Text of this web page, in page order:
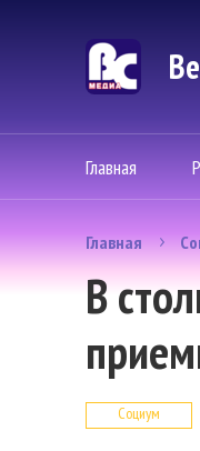
Главная
Главная
В
Социум